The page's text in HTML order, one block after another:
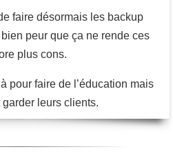
faire désormais les backup
peur que ça ne rende ces
plus cons.
pour faire de l’éducation mais
leurs clients.